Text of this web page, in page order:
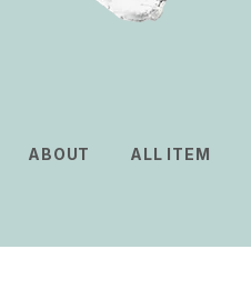
ABOUT ALL ITEM